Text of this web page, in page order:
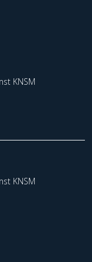
KNSM
KNSM